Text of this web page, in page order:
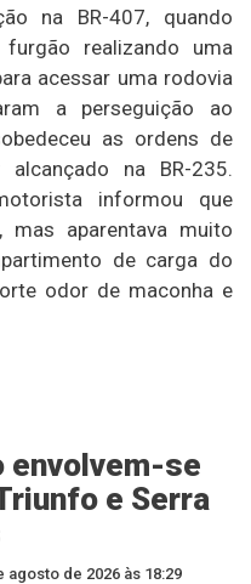
na BR-407, quando
realizando uma
acessar uma rodovia
a perseguição ao
as ordens de
na BR-235.
informou que
mas aparentava muito
de carga do
odor de maconha e
envolvem-se
e Serra
agosto de 2026 às 18:29